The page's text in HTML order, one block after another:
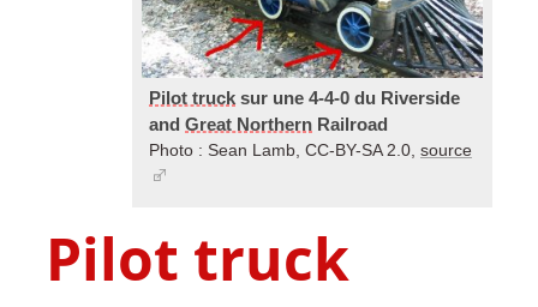
Pilot truck sur une 4-4-0 du Riverside
and Great Northern Railroad
Photo : Sean Lamb, CC-BY-SA 2.0, source
Pilot truck